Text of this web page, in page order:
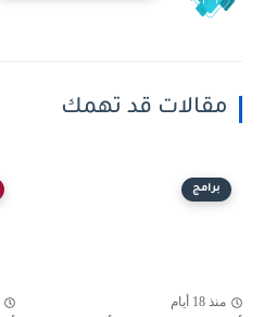
مقالات قد تهمك
برامج
منذ 18 أيام